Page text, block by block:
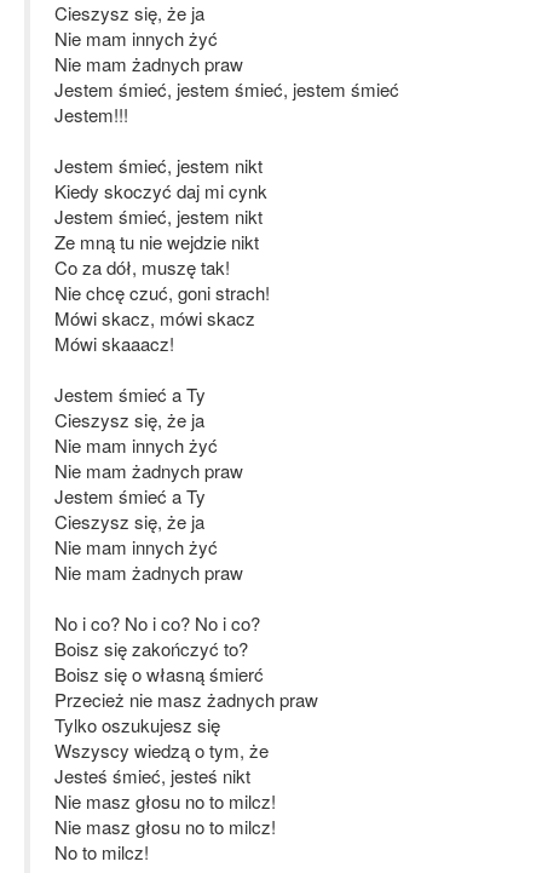
Cieszysz się, że ja
Nie mam innych żyć
Nie mam żadnych praw
Jestem śmieć, jestem śmieć, jestem śmieć
Jestem!!!
Jestem śmieć, jestem nikt
Kiedy skoczyć daj mi cynk
Jestem śmieć, jestem nikt
Ze mną tu nie wejdzie nikt
Co za dół, muszę tak!
Nie chcę czuć, goni strach!
Mówi skacz, mówi skacz
Mówi skaaacz!
Jestem śmieć a Ty
Cieszysz się, że ja
Nie mam innych żyć
Nie mam żadnych praw
Jestem śmieć a Ty
Cieszysz się, że ja
Nie mam innych żyć
Nie mam żadnych praw
No i co? No i co? No i co?
Boisz się zakończyć to?
Boisz się o własną śmierć
Przecież nie masz żadnych praw
Tylko oszukujesz się
Wszyscy wiedzą o tym, że
Jesteś śmieć, jesteś nikt
Nie masz głosu no to milcz!
Nie masz głosu no to milcz!
No to milcz!